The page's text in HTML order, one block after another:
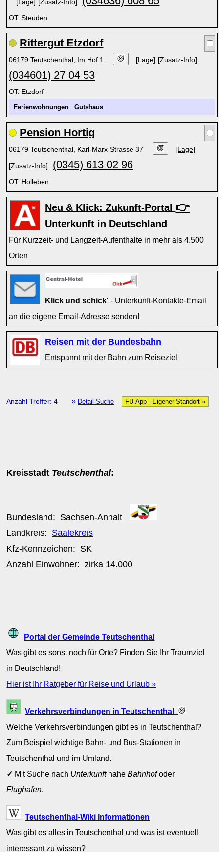
[Lage] [Zusatz-Info]
OT: Steuden
Rittergut Etzdorf
06179 Teutschenthal, Im Hof 1 [Lage] [Zusatz-Info]
(034601) 27 04 53
OT: Etzdorf
Ferienwohnungen Gutshaus
Pension Hortig
06179 Teutschenthal, Karl-Marx-Strasse 37 [Lage]
[Zusatz-Info] (0345) 613 02 96
OT: Holleben
Neu & Klick: Zukunft-Portal 👉
Unterkunft in Deutschland
Für Kurzzeit- und Langzeit-Aufenthalte in mehr als 4.500
Orten
Klick und schick' - Unterkunft-Kontakte-Email
an die eigene Email-Adresse senden!
Reisen mit der Bundesbahn
Entspannt mit der Bahn zum Reiseziel
Anzahl Treffer: 4 » Detail-Suche FU-App - Eigener Standort »
Kreisstadt Teutschenthal:
Bundesland: Sachsen-Anhalt
Landkreis: Saalekreis
Kfz-Kennzeichen: SK
Anzahl Einwohner: zirka 14.000
Portal der Gemeinde Teutschenthal
Was gibt es sonst noch für Orte? Finden Sie Ihr Traumziel
in Deutschland!
Hier ist Ihr Ratgeber für Reise und Urlaub »
Verkehrsverbindungen in Teutschenthal
Welche Verkehrsverbindungen gibt es in Teutschenthal?
Zum Beispiel wichtige Bahn- und Bus-Stationen in
Teutschenthal und im Umland.
✓ Mit Suche nach UnterkunftnaheBahnhofoder
Flughafen.
Teutschenthal-Wiki Informationen
Was gibt es alles in Teutschenthal und was ist eventuell
interessant zu wissen?